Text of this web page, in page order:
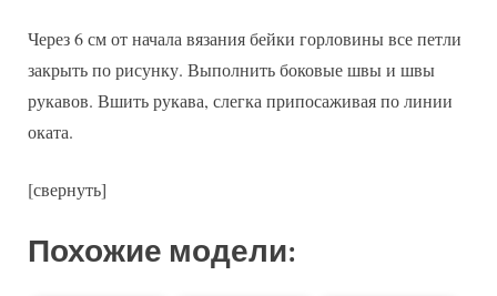
Через 6 см от начала вязания бейки горловины все петли
закрыть по рисунку. Выполнить боковые швы и швы
рукавов. Вшить рукава, слегка припосаживая по линии
оката.
[свернуть]
Похожие модели: